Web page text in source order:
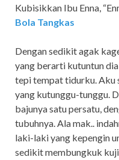
Kubisikkan Ibu Enna,
Bola Tangkas
Dengan sedikit agak
yang berarti kutuntun
tepi tempat tidurku. Aku
yang kutunggu-tunggu.
bajunya satu persatu,
tubuhnya. Ala mak..
laki-laki yang kepengin
sedikit membungkuk